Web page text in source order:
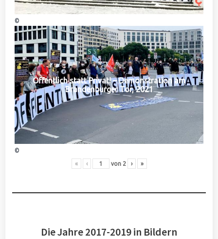
©
Öffentlich statt Privat! – Demonstration am
Brandenburger Tor, 2021
©
« ‹ von 2 › »
Die Jahre 2017-2019 in Bildern